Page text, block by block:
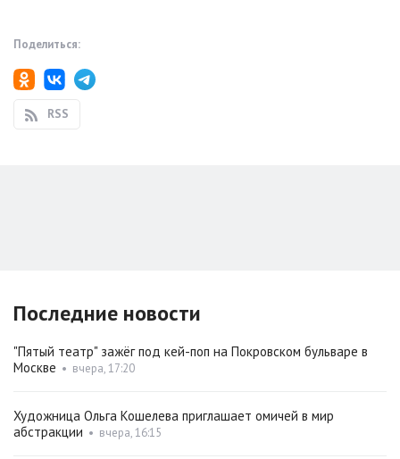
Поделиться:
RSS
Последние новости
"Пятый театр" зажёг под кей-поп на Покровском бульваре в
Москве • вчера, 17:20
Художница Ольга Кошелева приглашает омичей в мир
абстракции • вчера, 16:15